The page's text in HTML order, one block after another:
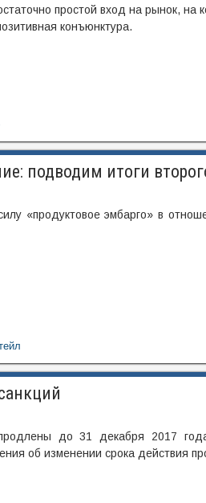
простой вход на рынок, на
конъюнктура.
подводим итоги
«продуктовое эмбарго» в
до 31 декабря 2017
об изменении срока действия